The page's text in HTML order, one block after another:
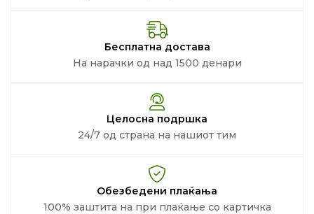
Бесплатна достава
На нарачки од над 1500 денари
Целосна подршка
24/7 од страна на нашиот тим
Обезбедени плаќања
100% заштита на при плаќање со картичка